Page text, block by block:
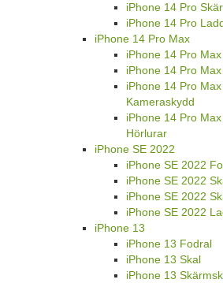
iPhone 14 Pro
iPhone 14 Pro
iPhone 14 Pro Max
iPhone 14 Pro
iPhone 14 Pro
iPhone 14 Pro
Kameraskydd
iPhone 14 Pro
Hörlurar
iPhone SE 2022
iPhone SE 2022
iPhone SE 2022
iPhone SE 2022
iPhone SE 2022
iPhone 13
iPhone 13 Fodral
iPhone 13 Skal
iPhone 13